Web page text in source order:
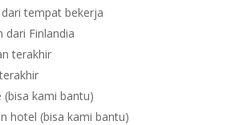
tempat bekerja
dari Finlandia
terakhir
(bisa kami bantu)
hotel (bisa kami bantu)